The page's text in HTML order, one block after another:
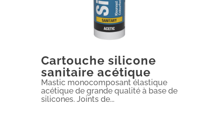
Cartouche silicone
sanitaire acétique
Mastic monocomposant élastique
acétique de grande qualité à base de
silicones. Joints de...